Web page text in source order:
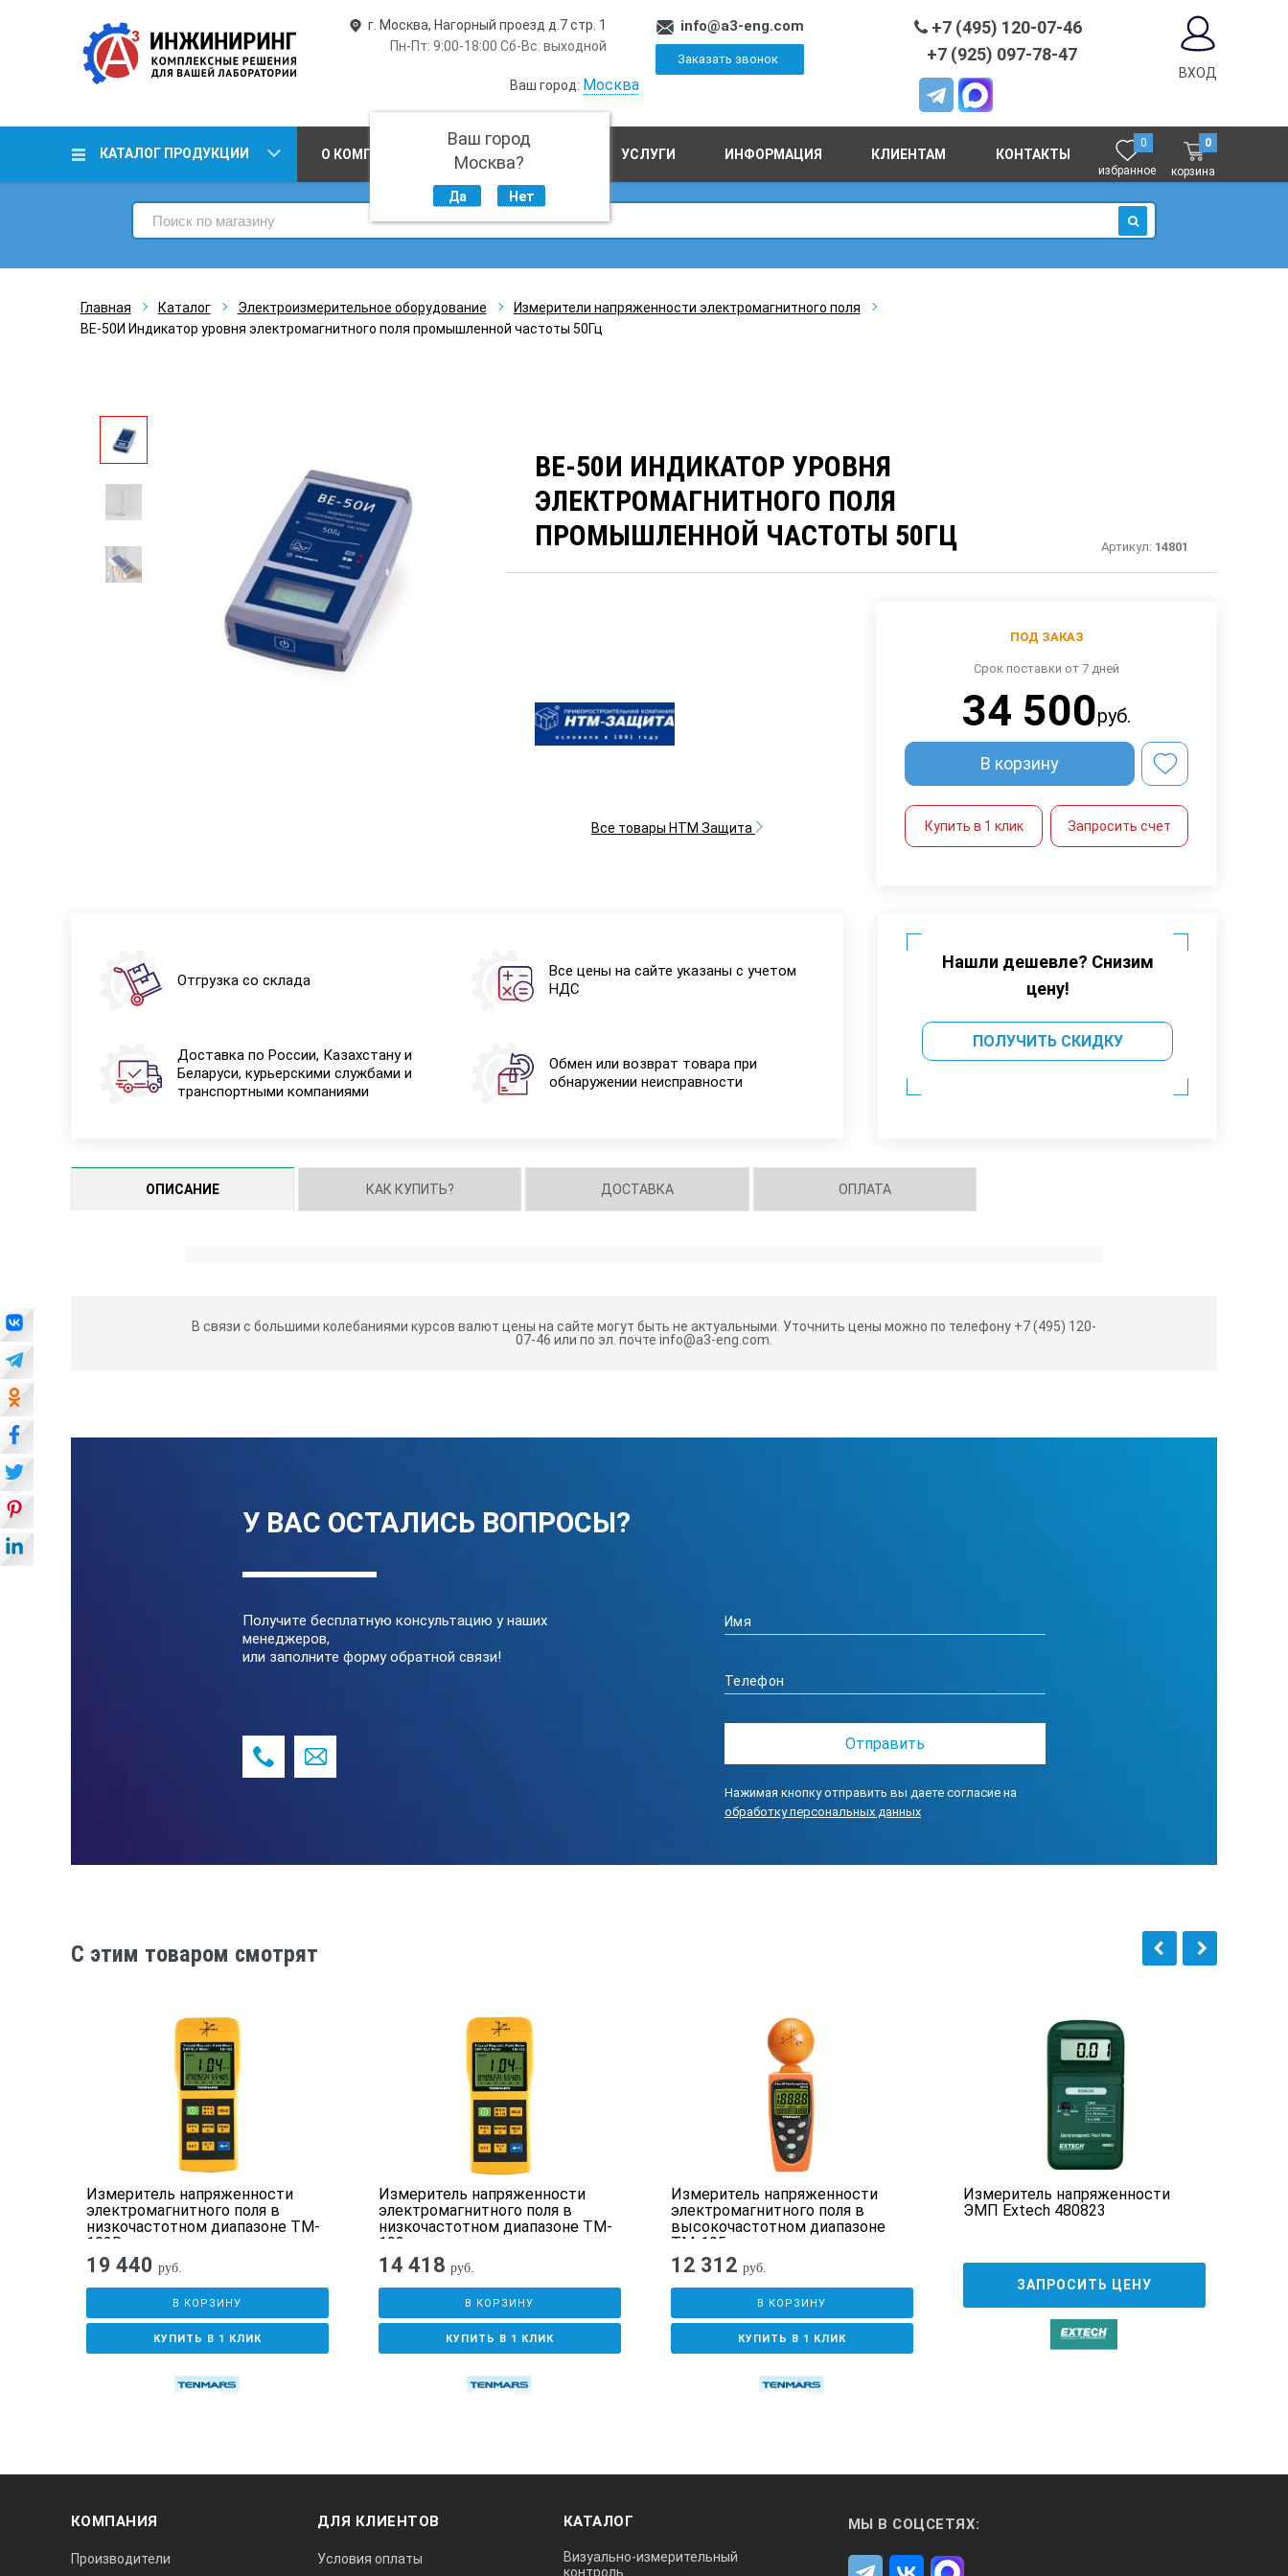
г. Москва, Нагорный проезд д.7 стр. 1
Пн-Пт: 9:00-18:00 Сб-Вс: выходной
Ваш город: Москва
Ваш город
Москва?
Да Нет
info@a3-eng.com
Заказать звонок
+7 (495) 120-07-46
+7 (925) 097-78-47
ВХОД
КАТАЛОГ ПРОДУКЦИИ О КОМПАНИИ ПРОИЗВОДСТВО УСЛУГИ ИНФОРМАЦИЯ КЛИЕНТАМ КОНТАКТЫ
0
избранное
0
корзина
ИСКАТЬ
Главная Каталог Электроизмерительное оборудование
Измерители напряженности электромагнитного поля
ВЕ-50И Индикатор уровня электромагнитного поля промышленной частоты 50Гц
ВЕ-50И ИНДИКАТОР УРОВНЯ
ЭЛЕКТРОМАГНИТНОГО ПОЛЯ
ПРОМЫШЛЕННОЙ ЧАСТОТЫ 50ГЦ
Артикул: 14801
Все товары НТМ Защита
ПОД ЗАКАЗ
Срок поставки от 7 дней
34 500руб.
В корзину
Купить в 1 клик Запросить счет
Отгрузка со склада
Все цены на сайте указаны с учетом
НДС
Доставка по России, Казахстану и
Беларуси, курьерскими службами и
транспортными компаниями
Обмен или возврат товара при
обнаружении неисправности
Нашли дешевле? Снизим
цену!
ПОЛУЧИТЬ СКИДКУ
ОПИСАНИЕ КАК КУПИТЬ? ДОСТАВКА ОПЛАТА
В связи с большими колебаниями курсов валют цены на сайте могут быть не актуальными. Уточнить цены можно по телефону +7 (495) 120-
07-46 или по эл. почте info@a3-eng.com.
У ВАС ОСТАЛИСЬ ВОПРОСЫ?
Получите бесплатную консультацию у наших
менеджеров,
или заполните форму обратной связи!
Нажимая кнопку отправить вы даете согласие на
обработку персональных данных
C этим товаром смотрят
Измеритель напряженности
электромагнитного поля в
низкочастотном диапазоне TM-
192D
19 440 руб.
В КОРЗИНУ
КУПИТЬ В 1 КЛИК
Измеритель напряженности
электромагнитного поля в
низкочастотном диапазоне TM-
192
14 418 руб.
В КОРЗИНУ
КУПИТЬ В 1 КЛИК
Измеритель напряженности
электромагнитного поля в
высокочастотном диапазоне
TM-195
12 312 руб.
В КОРЗИНУ
КУПИТЬ В 1 КЛИК
Измеритель напряженности
ЭМП Extech 480823
ЗАПРОСИТЬ ЦЕНУ
КОМПАНИЯ
Производители
ДЛЯ КЛИЕНТОВ
Условия оплаты
КАТАЛОГ
Визуально-измерительный
контроль
МЫ В СОЦСЕТЯХ: